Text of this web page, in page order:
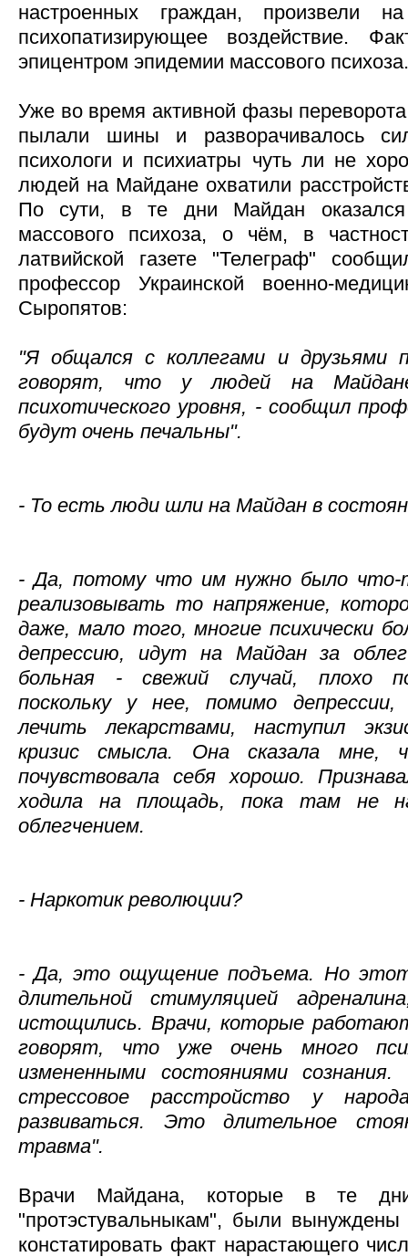
настроенных граждан, произвели
психопатизирующее воздействие.
эпицентром эпидемии массового психоза.
Уже во время активной фазы
пылали шины и разворачивалось
психологи и психиатры чуть ли не
людей на Майдане охватили
По сути, в те дни Майдан оказался
массового психоза, о чём, в
латвийской газете "Телеграф"
профессор Украинской военно-
Сыропятов:
"Я общался с коллегами и друзьями
говорят, что у людей на
психотического уровня, - сообщил
будут очень печальны".
- То есть люди шли на Майдан в
- Да, потому что им нужно было что-
реализовывать то напряжение,
даже, мало того, многие психически
депрессию, идут на Майдан за
больная - свежий случай, плохо
поскольку у нее, помимо
лечить лекарствами, наступил
кризис смысла. Она сказала мне,
почувствовала себя хорошо.
ходила на площадь, пока там не
облегчением.
- Наркотик революции?
- Да, это ощущение подъема. Но
длительной стимуляцией
истощились. Врачи, которые
говорят, что уже очень много
измененными состояниями
стрессовое расстройство у
развиваться. Это длительное
травма".
Врачи Майдана, которые в те
"протэстувальныкам", были
констатировать факт нарастающего